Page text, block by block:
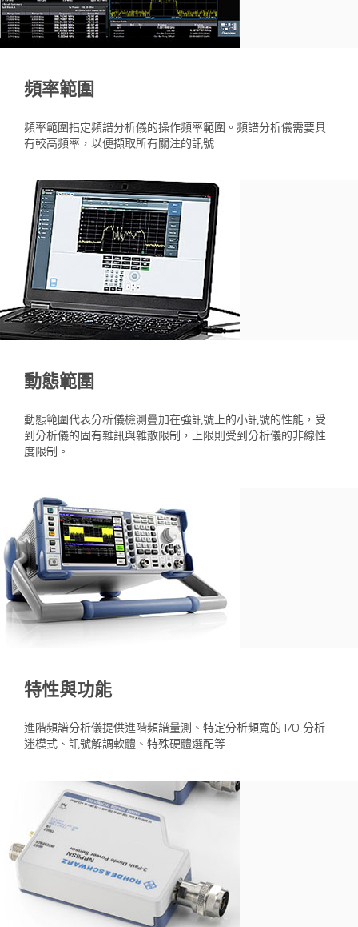
頻率範圍
頻率範圍指定頻譜分析儀的操作頻率範圍。頻譜分析儀需要具
有較高頻率，以便擷取所有關注的訊號
動態範圍
動態範圍代表分析儀檢測疊加在強訊號上的小訊號的性能，受
到分析儀的固有雜訊與雜散限制，上限則受到分析儀的非線性
度限制。
特性與功能
進階頻譜分析儀提供進階頻譜量測、特定分析頻寬的 I/O 分析
迷模式、訊號解調軟體、特殊硬體選配等